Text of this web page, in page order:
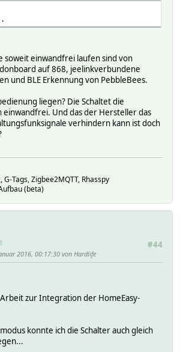
soweit einwandfrei laufen sind von
auf 868, jeelinkverbundene
und BLE Erkennung von PebbleBees.
liegen? Die Schaltet die
Und das der Hersteller das
verhindern kann ist doch
Tags, Zigbee2MQTT, Rhasspy
(beta)
#44
2016, 00:17:30 von Hardlife
zur Integration der HomeEasy-
konnte ich die Schalter auch gleich